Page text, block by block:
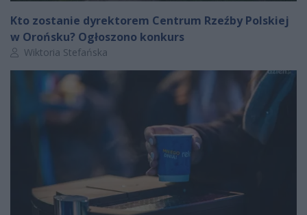
Kto zostanie dyrektorem Centrum Rzeźby Polskiej
w Orońsku? Ogłoszono konkurs
Autor artykułu:
Wiktoria Stefańska